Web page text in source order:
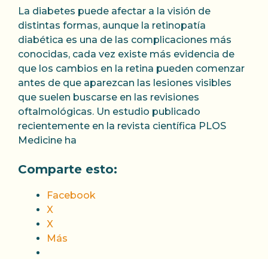
La diabetes puede afectar a la visión de
distintas formas, aunque la retinopatía
diabética es una de las complicaciones más
conocidas, cada vez existe más evidencia de
que los cambios en la retina pueden comenzar
antes de que aparezcan las lesiones visibles
que suelen buscarse en las revisiones
oftalmológicas. Un estudio publicado
recientemente en la revista científica PLOS
Medicine ha
Comparte esto:
Facebook
X
X
Más